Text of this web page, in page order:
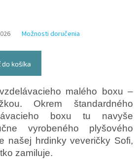
Možnosti doručenia
do košíka
malého boxu –
Okrem štandardného
boxu tu navyše
vyrobeného plyšového
našej hrdinky veveričky Sofi,
zamiluje.